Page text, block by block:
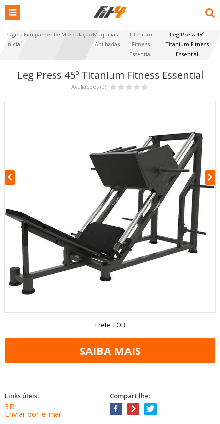
Página
Inicial
EquipamentosMusculação Máquinas -
Anilhadas
Titanium
Fitness
Essential
Leg Press 45º
Titanium Fitness
Essential
Leg Press 45º Titanium Fitness Essential
Avaliações (0)
Frete: FOB
Links úteis:
3D
Enviar por e-mail
Compartilhe: